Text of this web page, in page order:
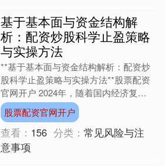
基于基本面与资金结构解
析：配资炒股科学止盈策略
与实操方法
**基于基本面与资金结构解析：配资炒
股科学止盈策略与实操方法**股票配资
官网开户 2024年，随着国内经济复苏
动能逐步强化，A股市场呈现结构性分
化特征。在"高质....
股票配资官网开户
查看： 156 分类：常见风险与注
意事项